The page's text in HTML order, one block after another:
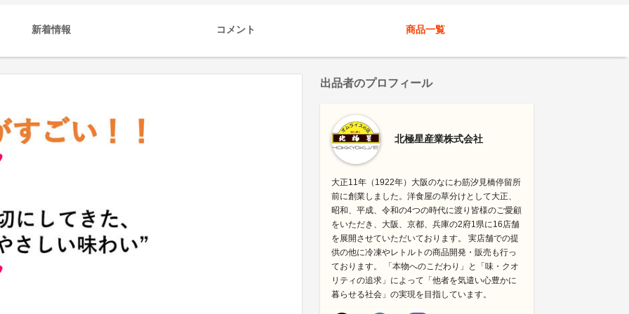
新着情報 コメント 商品一覧
出品者のプロフィール
北極星産業株式会社
大正11年（1922年）大阪のなにわ筋汐見橋停留所
前に創業しました。洋食屋の草分けとして大正、
昭和、平成、令和の4つの時代に渡り皆様のご愛顧
をいただき、大阪、京都、兵庫の2府1県に16店舗
を展開させていただいております。 実店舗での提
供の他に冷凍やレトルトの商品開発・販売も行っ
ております。 「本物へのこだわり」と「味・クオ
リティの追求」によって「他者を気遣い心豊かに
暮らせる社会」の実現を目指しています。